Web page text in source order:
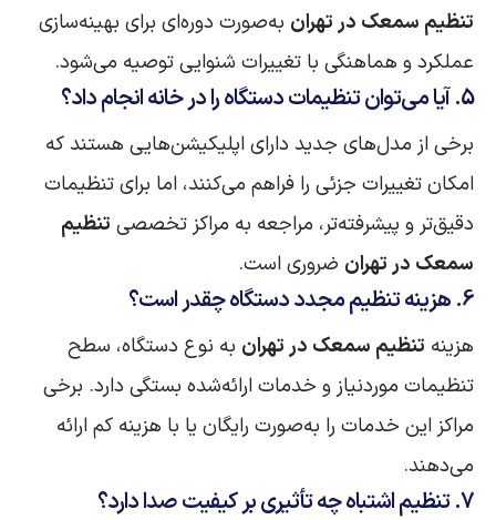
تنظیم سمعک در تهران به‌صورت دوره‌ای برای بهینه‌سازی
عملکرد و هماهنگی با تغییرات شنوایی توصیه می‌شود.
5. آیا می‌توان تنظیمات دستگاه را در خانه انجام داد؟
برخی از مدل‌های جدید دارای اپلیکیشن‌هایی هستند که
امکان تغییرات جزئی را فراهم می‌کنند، اما برای تنظیمات
دقیق‌تر و پیشرفته‌تر، مراجعه به مراکز تخصصی تنظیم
سمعک در تهران ضروری است.
6. هزینه تنظیم مجدد دستگاه چقدر است؟
هزینه تنظیم سمعک در تهران به نوع دستگاه، سطح
تنظیمات موردنیاز و خدمات ارائه‌شده بستگی دارد. برخی
مراکز این خدمات را به‌صورت رایگان یا با هزینه کم ارائه
می‌دهند.
7. تنظیم اشتباه چه تأثیری بر کیفیت صدا دارد؟